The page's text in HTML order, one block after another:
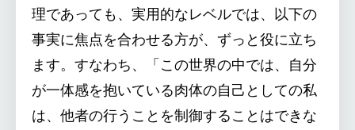
理であっても、実用的なレベルでは、以下の
事実に焦点を合わせる方が、ずっと役に立ち
ます。すなわち、「この世界の中では、自分
が一体感を抱いている肉体の自己としての私
は、他者の行うことを制御することはできな